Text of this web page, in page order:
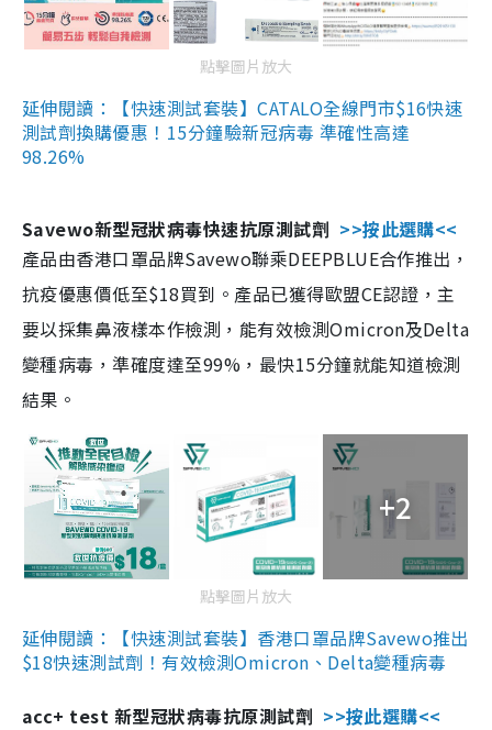
點擊圖片放大
延伸閱讀：【快速測試套裝】CATALO全線門市$16快速
測試劑換購優惠！15分鐘驗新冠病毒 準確性高達
98.26%
Savewo新型冠狀病毒快速抗原測試劑 >>按此選購<<
產品由香港口罩品牌Savewo聯乘DEEPBLUE合作推出，
抗疫優惠價低至$18買到。產品已獲得歐盟CE認證，主
要以採集鼻液樣本作檢測，能有效檢測Omicron及Delta
變種病毒，準確度達至99%，最快15分鐘就能知道檢測
結果。
+2
點擊圖片放大
延伸閱讀：【快速測試套裝】香港口罩品牌Savewo推出
$18快速測試劑！有效檢測Omicron、Delta變種病毒
acc+ test 新型冠狀病毒抗原測試劑 >>按此選購<<